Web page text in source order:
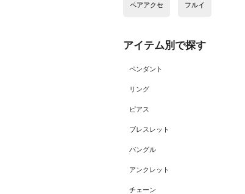
アイテム別で探す
ペンダント
リング
ピアス
ブレスレット
バングル
アンクレット
チェーン